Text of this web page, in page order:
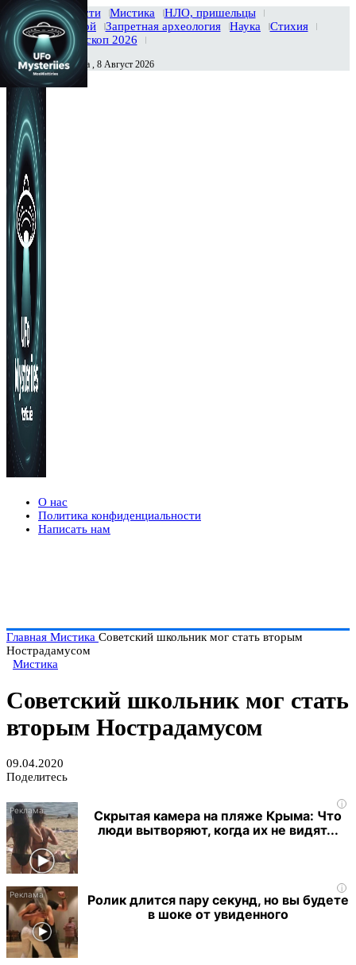
Главная Новости Мистика
НЛО, пришельцы
Тайны вселенной
Запретная археология Наука
Стихия
История
Гороскоп 2026
Сегодня Суббота , 8 Август 2026
О нас
Политика конфиденциальности
Написать нам
Главная Мистика Советский школьник мог стать вторым
Нострадамусом
Мистика
Советский школьник мог стать
вторым Нострадамусом
09.04.2020
Поделитесь
i
Скрытая камера на пляже Крыма: Что
люди вытворяют, когда их не видят...
i
Ролик длится пару секунд, но вы будете
в шоке от увиденного